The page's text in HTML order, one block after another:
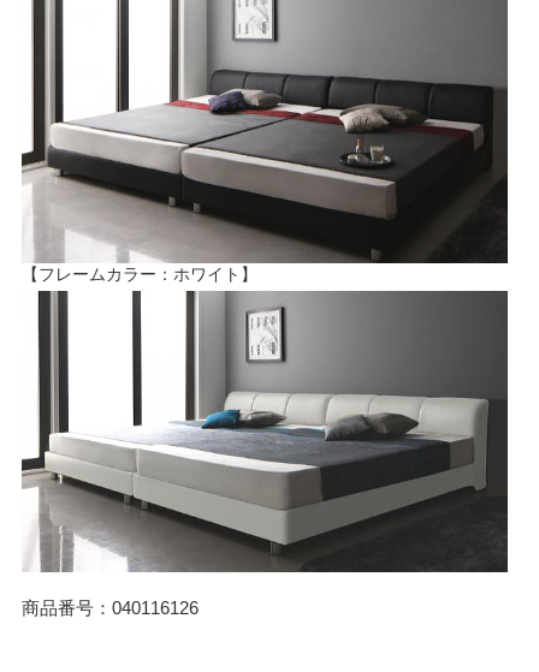
【フレームカラー：ホワイト】
商品番号：040116126